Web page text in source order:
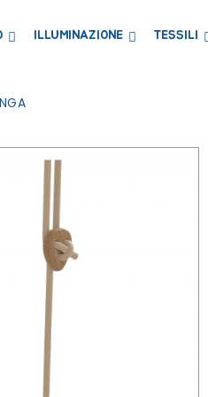
ILLUMINAZIONE TESSILI